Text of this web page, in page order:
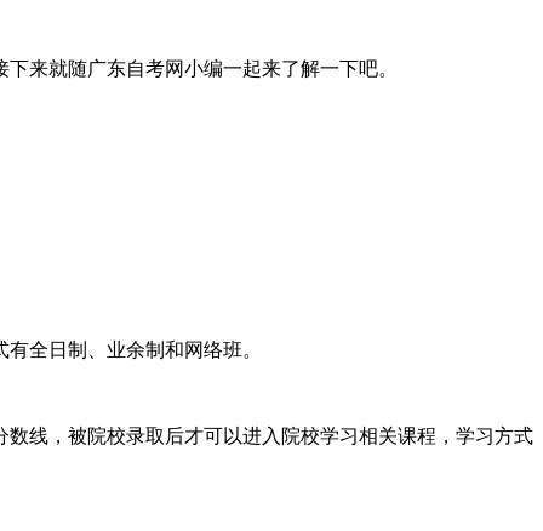
来就随广东自考网小编一起来了解一下吧。
全日制、业余制和网络班。
线，被院校录取后才可以进入院校学习相关课程，学习方式